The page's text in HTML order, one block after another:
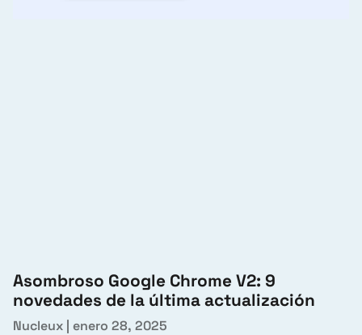
Asombroso Google Chrome V2: 9
novedades de la última actualización
Nucleux enero 28, 2025